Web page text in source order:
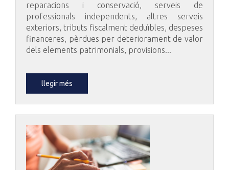
reparacions i conservació, serveis de
professionals independents, altres serveis
exteriors, tributs fiscalment deduïbles, despeses
financeres, pèrdues per deteriorament de valor
dels elements patrimonials, provisions...
llegir més